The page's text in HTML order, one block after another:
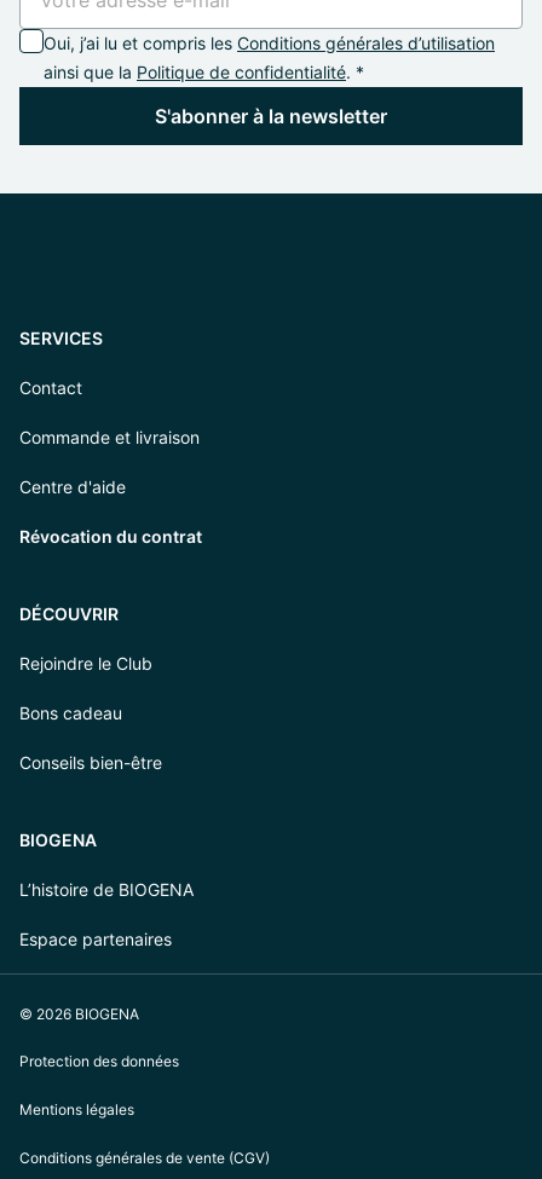
Oui, j’ai lu et compris les Conditions générales d’utilisation
ainsi que la Politique de confidentialité. *
S'abonner à la newsletter
SERVICES
Contact
Commande et livraison
Centre d'aide
Révocation du contrat
DÉCOUVRIR
Rejoindre le Club
Bons cadeau
Conseils bien-être
BIOGENA
L’histoire de BIOGENA
Espace partenaires
© 2026 BIOGENA
Protection des données
Mentions légales
Conditions générales de vente (CGV)